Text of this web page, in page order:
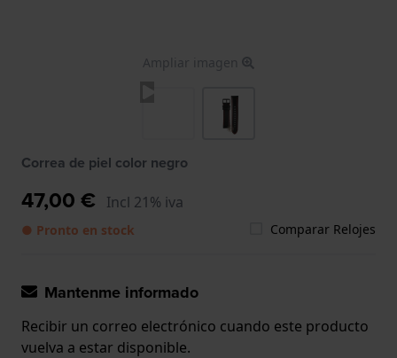
Ampliar imagen
Correa de piel color negro
47,00 € Incl 21% iva
● Pronto en stock Comparar Relojes
Mantenme informado
Recibir un correo electrónico cuando este producto
vuelva a estar disponible.